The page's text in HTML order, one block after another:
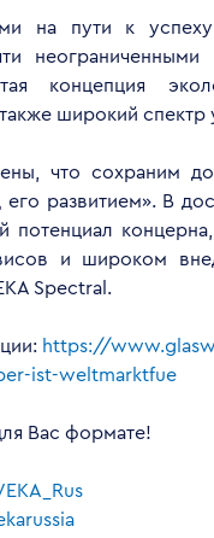
на пути к
неограниченными
концепция
широкий
что сохраним
его развитием». В
потенциал
и широком
Spectral.
https://
ist-weltmarktfue
Вас формате!